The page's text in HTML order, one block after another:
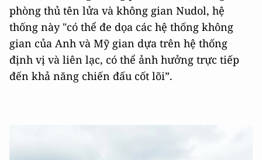
phòng thủ tên lửa và không gian Nudol, hệ
thống này "có thể đe dọa các hệ thống không
gian của Anh và Mỹ gian dựa trên hệ thống
định vị và liên lạc, có thể ảnh hưởng trực tiếp
đến khả năng chiến đấu cốt lõi”.